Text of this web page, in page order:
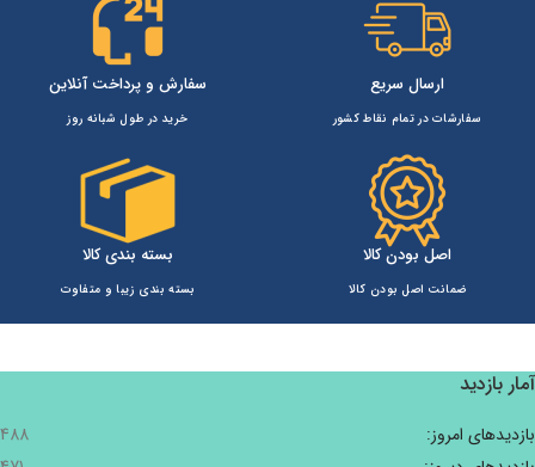
ارسال سریع
سفارشات در تمام نقاط کشور
سفارش و پرداخت آنلاین
خرید در طول شبانه روز
اصل بودن کالا
ضمانت اصل بودن کالا
بسته بندی کالا
بسته بندی زیبا و متفاوت
آمار بازدید
بازدیدهای امروز:
488